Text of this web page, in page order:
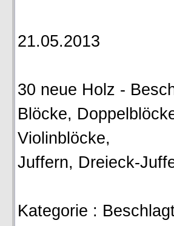
21.05.2013
30 neue Holz -
Blöcke,
Violinblöcke,
Juffern, Dreieck-
Kategorie :